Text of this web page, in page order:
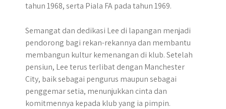
tahun 1968, serta Piala FA pada tahun 1969.
Semangat dan dedikasi Lee di lapangan menjadi
pendorong bagi rekan-rekannya dan membantu
membangun kultur kemenangan di klub. Setelah
pensiun, Lee terus terlibat dengan Manchester
City, baik sebagai pengurus maupun sebagai
penggemar setia, menunjukkan cinta dan
komitmennya kepada klub yang ia pimpin.